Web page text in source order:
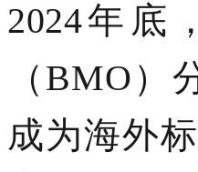
2024年底
（BMO
成为海外